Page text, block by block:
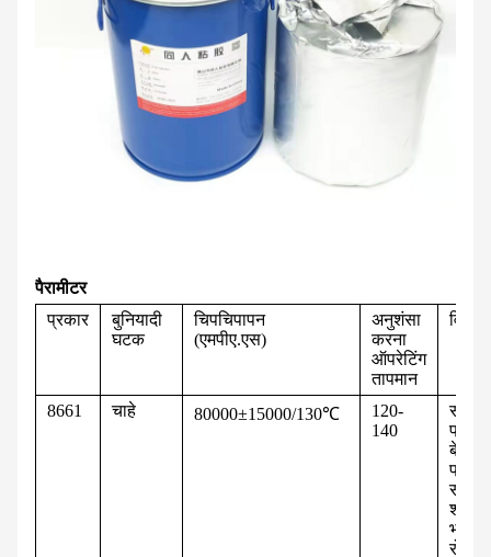
पैरामीटर
प्रकार
बुनियादी
घटक
चिपचिपापन
(एमपीए.एस)
अनुशंसा
करना
ऑपरेटिंग
तापमान
8661 चाहे 80000±15000/130℃
120-
140
बेहतर
संबंध
शक्ति,
भर
रोलर